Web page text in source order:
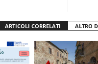
ARTICOLI CORRELATI ALTRO